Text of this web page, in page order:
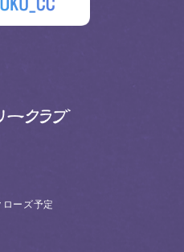
ーズ予定